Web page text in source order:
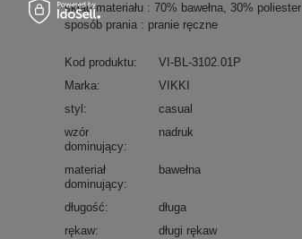
skład materiału : 70% bawełna, 30% poliester
sposób prania : pranie ręczne
Kod produktu
VI-BL-3102.01P
Marka
VIKKI
styl
casual
wzór
dominujący
nadruk
materiał
dominujący
bawełna
długość
długa
rękaw
długi rękaw